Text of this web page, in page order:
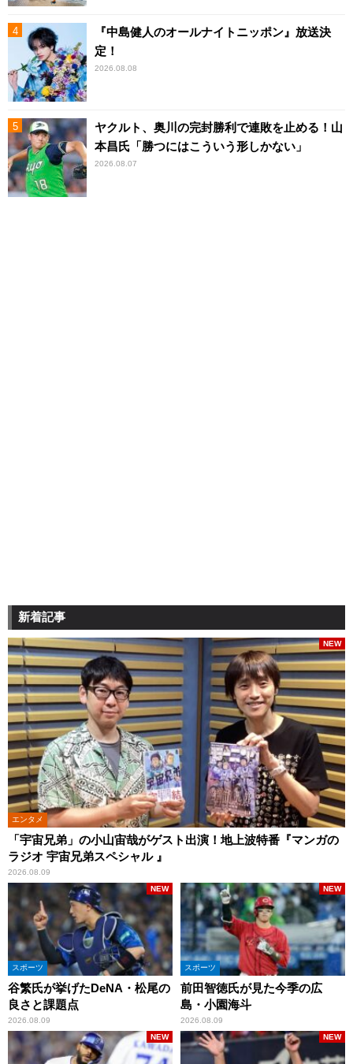
『中島健人のオールナイトニッポン』放送決
定！
2026.08.08
ヤクルト、奥川の完封勝利で連敗を止める！山
本昌氏「勝つにはこういう形しかない」
2026.08.07
新着記事
エンタメ
「宇宙兄弟」の小山宙哉がゲスト出演！地上波特番『マンガの
ラジオ 宇宙兄弟スペシャル 』
2026.08.09
NEW
スポーツ
谷繁氏が挙げたDeNA・松尾の
良さと課題点
2026.08.09
NEW
スポーツ
前田智徳氏が見た今季の広
島・小園海斗
2026.08.09
NEW
NEW NEW